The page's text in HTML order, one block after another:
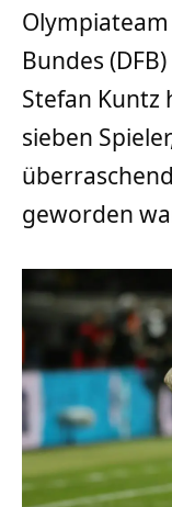
Bundes
Stefan Kuntz
sieben
geworden